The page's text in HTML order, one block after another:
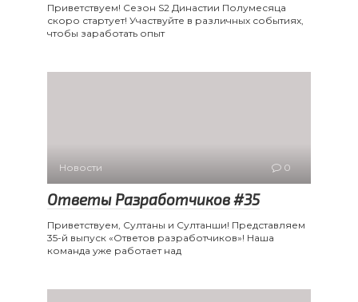
Приветствуем! Сезон S2 Династии Полумесяца
скоро стартует! Участвуйте в различных событиях,
чтобы заработать опыт
Новости 0
Ответы Разработчиков #35
Приветствуем, Султаны и Султанши! Представляем
35-й выпуск «Ответов разработчиков»! Наша
команда уже работает над